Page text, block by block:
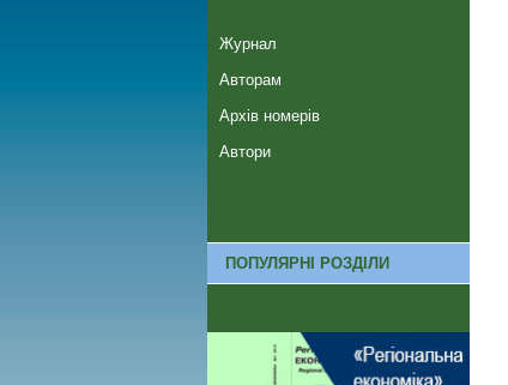
Журнал
Авторам
Архів номерів
Автори
ПОПУЛЯРНІ РОЗДІЛИ